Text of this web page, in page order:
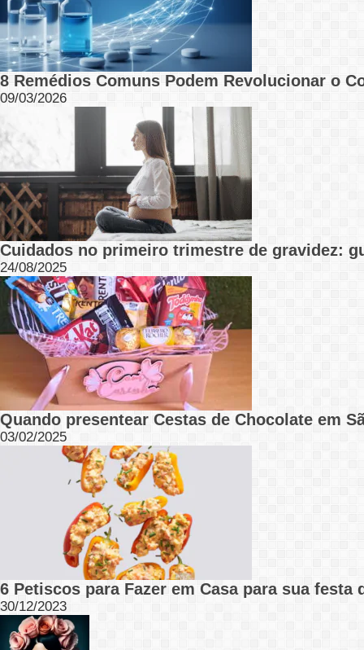
8 Remédios Comuns Podem Revolucionar o
09/03/2026
Cuidados no primeiro trimestre de gravidez:
24/08/2025
Quando presentear Cestas de Chocolate em
03/02/2025
6 Petiscos para Fazer em Casa para sua festa
30/12/2023